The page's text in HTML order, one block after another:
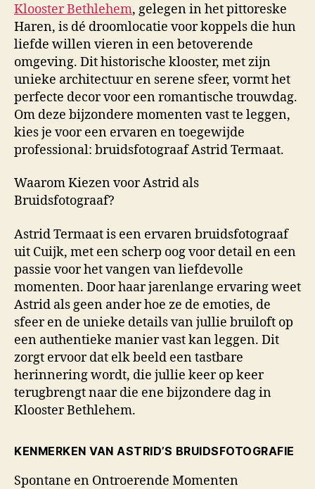
Klooster Bethlehem, gelegen in het pittoreske
Haren, is dé droomlocatie voor koppels die hun
liefde willen vieren in een betoverende
omgeving. Dit historische klooster, met zijn
unieke architectuur en serene sfeer, vormt het
perfecte decor voor een romantische trouwdag.
Om deze bijzondere momenten vast te leggen,
kies je voor een ervaren en toegewijde
professional: bruidsfotograaf Astrid Termaat.
Waarom Kiezen voor Astrid als
Bruidsfotograaf?
Astrid Termaat is een ervaren bruidsfotograaf
uit Cuijk, met een scherp oog voor detail en een
passie voor het vangen van liefdevolle
momenten. Door haar jarenlange ervaring weet
Astrid als geen ander hoe ze de emoties, de
sfeer en de unieke details van jullie bruiloft op
een authentieke manier vast kan leggen. Dit
zorgt ervoor dat elk beeld een tastbare
herinnering wordt, die jullie keer op keer
terugbrengt naar die ene bijzondere dag in
Klooster Bethlehem.
KENMERKEN VAN ASTRID’S BRUIDSFOTOGRAFIE
Spontane en Ontroerende Momenten